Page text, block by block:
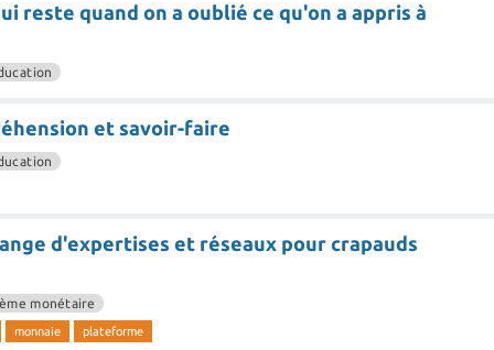
reste quand on a oublié ce qu'on a appris à
et savoir-faire
d'expertises et réseaux pour crapauds
monétaire
monnaie plateforme